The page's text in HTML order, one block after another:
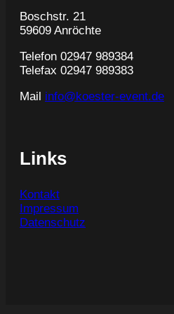
Boschstr. 21
59609 Anröchte
Telefon 02947 989384
Telefax 02947 989383
Mail info@koester-event.de
Links
Kontakt
Impressum
Datenschutz